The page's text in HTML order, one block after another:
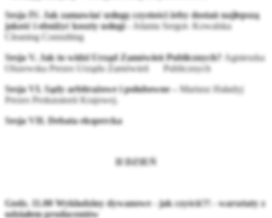
Sesja IV.
Jak zamawiać usługę czystościżeby dostań najlepszą
jakość i obniżyć koszty usługi -
Jolanta Sergot- Kowalska
Cleaning Consulting
Sesja V. Jak to widzi Urząd Zamówień Publicznych?
Agnieszka
Olszewska Prezes Urządu Zamówień Publicznych
Sesja VI. Sądy arbitrażowe i polubowne –
Mariusz Haładyj
Prezes Prokuratorii Krajowej.
Sesja VII. Debata ekspercka
II DZIEŃ
Godz. 11.00 Wykładziny dywanowe - jak czyścić?! - warsztaty z
udziałem producentów